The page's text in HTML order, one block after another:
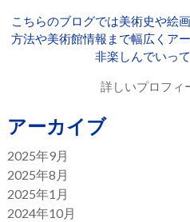
こちらのブログでは美術史や絵
方法や美術館情報まで幅広くア
非楽しんでいっ
詳しいプロフィ
アーカイブ
2025年9月
2025年8月
2025年1月
2024年10月